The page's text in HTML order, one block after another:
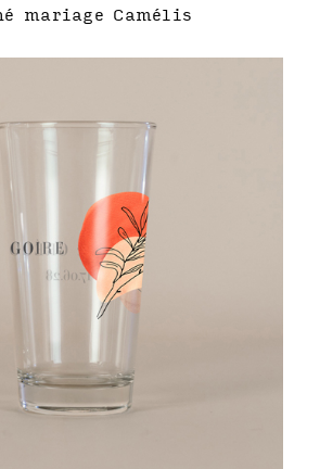
mariage Camélis